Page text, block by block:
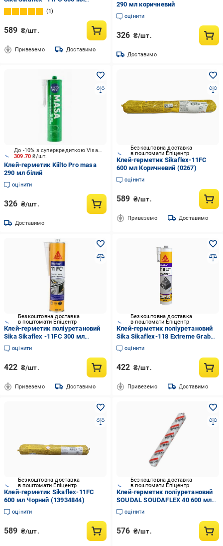
Коричневий
1
589 ₴/шт.
Привеземо Доставимо
290 мл коричневий
оцінити
326 ₴/шт.
Доставимо
309.70₴/шт.
До -10% з суперкредиткою Visa Вигода
Клей-герметик Kiilto Pro masa
290 мл білий
оцінити
326 ₴/шт.
Доставимо
Безкоштовна доставка
в поштомати Епіцентр
Клей-герметик Sikaflex-11FC
600 мл Коричневий (0267)
оцінити
589 ₴/шт.
Привеземо Доставимо
Безкоштовна доставка
в поштомати Епіцентр
Клей-герметик поліуретановий
Sika Sikaflex -11FC 300 мл
Чорний
оцінити
422 ₴/шт.
Привеземо Доставимо
Безкоштовна доставка
в поштомати Епіцентр
Клей-герметик поліуретановий
Sika Sikaflex-118 Extreme Grab
290 мл
оцінити
422 ₴/шт.
Привеземо Доставимо
Безкоштовна доставка
в поштомати Епіцентр
Клей-герметик Sikaflex-11FC
600 мл Чорний (13934844)
оцінити
589 ₴/шт.
Безкоштовна доставка
в поштомати Епіцентр
Клей-герметик поліуретановий
SOUDAL SOUDAFLEX 40 600 мл
Білий (1823404597/К0269)
оцінити
576 ₴/шт.